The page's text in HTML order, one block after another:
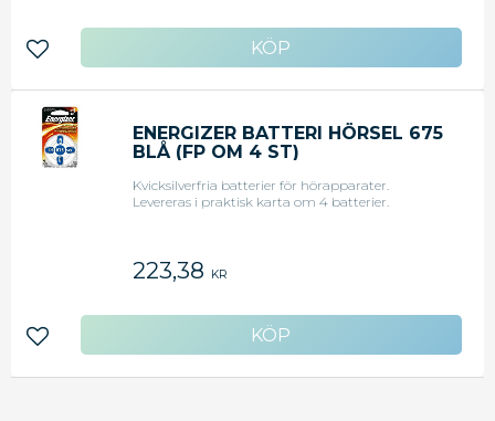
Lägg till i favoriter
ENERGIZER BATTERI HÖRSEL 675
BLÅ (FP OM 4 ST)
Kvicksilverfria batterier för hörapparater.
Levereras i praktisk karta om 4 batterier.
223,38 KR
Lägg till i favoriter